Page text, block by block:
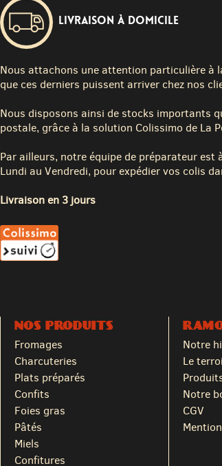
Livraison à domicile
Nous attachons une attention particulière à
que ces derniers puissent arriver chez nos
Nous disposons ainsi de stocks importants
postale, grâce à la solution Colissimo de La
Par ailleurs, notre équipe de préparateur
Lundi au Vendredi, pour expédier vos colis
Livraison en 3 jours
NOS PRODUITS
Fromages
Charcuteries
Plats préparés
Confits
Foies gras
Pâtés
Miels
Confitures
Notre
Le
Notre
CGV